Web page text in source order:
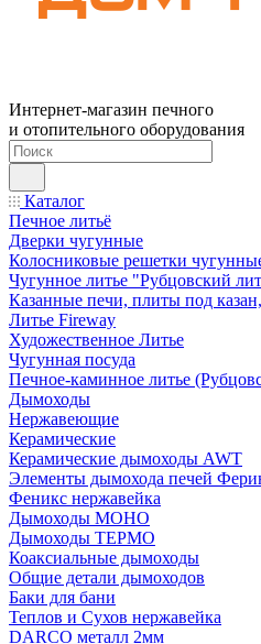
Интернет-магазин печного
и отопительного оборудования
Каталог
Печное литьё
Дверки чугунные
Колосниковые решетки
Чугунное литье "Рубцовский
Казанные печи, плиты под
Литье Fireway
Художественное Литье
Чугунная посуда
Печное-каминное литье
Дымоходы
Нержавеющие
Керамические
Керамические дымоходы AWT
Элементы дымохода печей
Феникс нержавейка
Дымоходы МОНО
Дымоходы ТЕРМО
Коаксиальные дымоходы
Общие детали дымоходов
Баки для бани
Теплов и Сухов нержавейка
DARCO металл 2мм